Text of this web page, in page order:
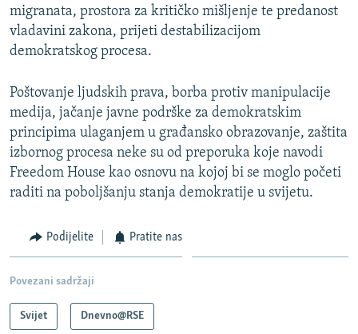
migranata, prostora za kritičko mišljenje te predanost
vladavini zakona, prijeti destabilizacijom
demokratskog procesa.
Poštovanje ljudskih prava, borba protiv manipulacije
medija, jačanje javne podrške za demokratskim
principima ulaganjem u građansko obrazovanje, zaštita
izbornog procesa neke su od preporuka koje navodi
Freedom House kao osnovu na kojoj bi se moglo početi
raditi na poboljšanju stanja demokratije u svijetu.
Podijelite Pratite nas
Povezani sadržaji
Svijet Dnevno@RSE